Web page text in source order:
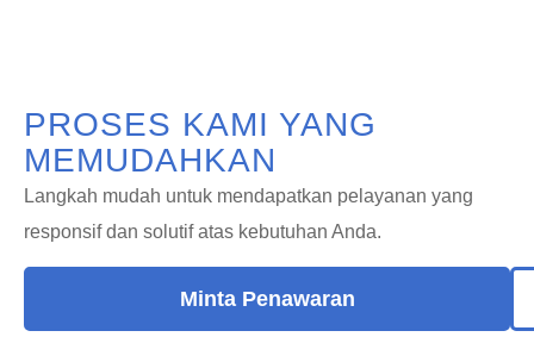
PROSES KAMI YANG
MEMUDAHKAN
Langkah mudah untuk mendapatkan pelayanan yang
responsif dan solutif atas kebutuhan Anda.
Minta Penawaran